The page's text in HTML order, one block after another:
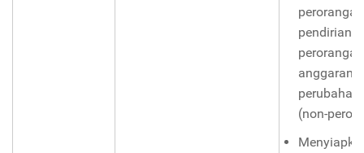
pendirian
anggaran
perubahan
(non-